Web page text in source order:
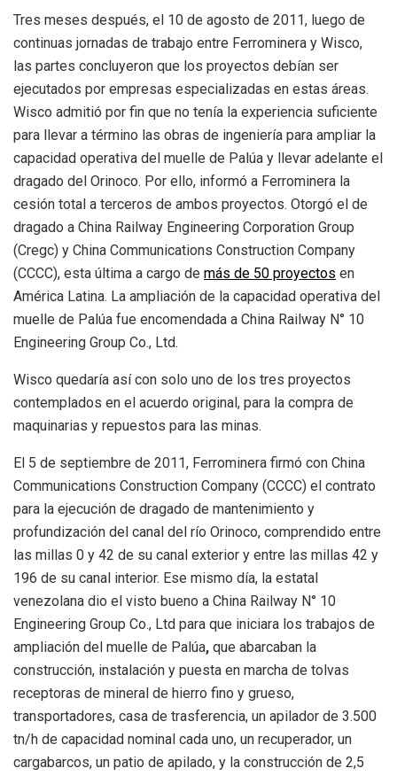
Tres meses después, el 10 de agosto de 2011, luego de
continuas jornadas de trabajo entre Ferrominera y Wisco,
las partes concluyeron que los proyectos debían ser
ejecutados por empresas especializadas en estas áreas.
Wisco admitió por fin que no tenía la experiencia suficiente
para llevar a término las obras de ingeniería para ampliar la
capacidad operativa del muelle de Palúa y llevar adelante el
dragado del Orinoco. Por ello, informó a Ferrominera la
cesión total a terceros de ambos proyectos. Otorgó el de
dragado a China Railway Engineering Corporation Group
(Cregc) y China Communications Construction Company
(CCCC), esta última a cargo de más de 50 proyectos en
América Latina. La ampliación de la capacidad operativa del
muelle de Palúa fue encomendada a China Railway N° 10
Engineering Group Co., Ltd.
Wisco quedaría así con solo uno de los tres proyectos
contemplados en el acuerdo original, para la compra de
maquinarias y repuestos para las minas.
El 5 de septiembre de 2011, Ferrominera firmó con China
Communications Construction Company (CCCC) el contrato
para la ejecución de dragado de mantenimiento y
profundización del canal del río Orinoco, comprendido entre
las millas 0 y 42 de su canal exterior y entre las millas 42 y
196 de su canal interior. Ese mismo día, la estatal
venezolana dio el visto bueno a China Railway N° 10
Engineering Group Co., Ltd para que iniciara los trabajos de
ampliación del muelle de Palúa, que abarcaban la
construcción, instalación y puesta en marcha de tolvas
receptoras de mineral de hierro fino y grueso,
transportadores, casa de trasferencia, un apilador de 3.500
tn/h de capacidad nominal cada uno, un recuperador, un
cargabarcos, un patio de apilado, y la construcción de 2,5